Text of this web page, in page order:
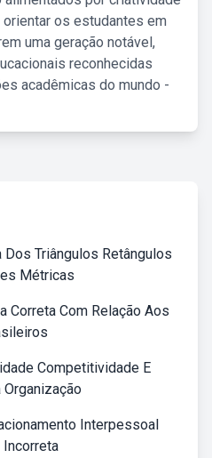
os estudantes em
uma geração notável,
reconhecidas
acadêmicas do mundo -
Dos Triângulos Retângulos
Métricas
Correta Com Relação Aos
Competitividade E
Interpessoal
Incorreta